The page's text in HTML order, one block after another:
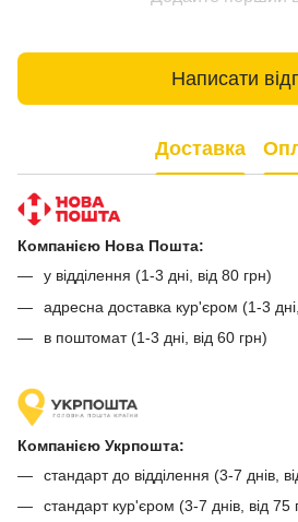
Написати
Доставка
Компанією Нова Пошта:
у відділення (1-3 дні, від 80 грн)
адресна доставка кур'єром (1-3
в поштомат (1-3 дні, від 60 грн)
Компанією Укрпошта:
стандарт до відділення (3-7 днів,
стандарт кур'єром (3-7 днів, від 75